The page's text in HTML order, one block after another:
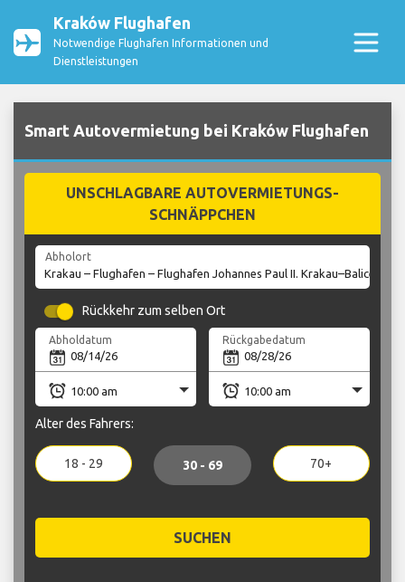
Kraków Flughafen
Notwendige Flughafen Informationen und
Dienstleistungen
Smart Autovermietung bei Kraków Flughafen
UNSCHLAGBARE AUTOVERMIETUNGS-
SCHNÄPPCHEN
Abholort
Rückkehr zum selben Ort
Abholdatum Rückgabedatum
Alter des Fahrers:
18 - 29 30 - 69 70+
SUCHEN